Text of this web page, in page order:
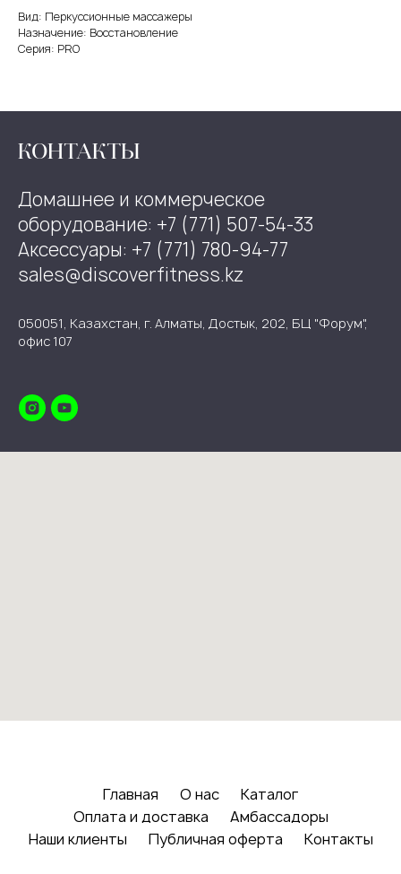
Вид: Перкуссионные массажеры
Назначение: Восстановление
Серия: PRO
КОНТАКТЫ
Домашнее и коммерческое
оборудование: +7 (771) 507-54-33
Аксессуары: +7 (771) 780-94-77
sales@discoverfitness.kz
050051, Казахстан, г. Алматы, Достык, 202, БЦ "Форум",
офис 107
Главная О нас
Каталог
Оплата и доставка
Амбассадоры
Наши клиенты
Публичная оферта Контакты